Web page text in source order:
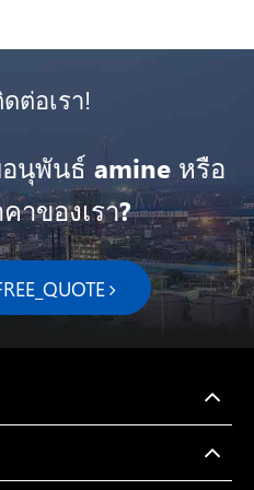
ต่อเรา!
นุพันธ์ amine หรือ
าของเรา?